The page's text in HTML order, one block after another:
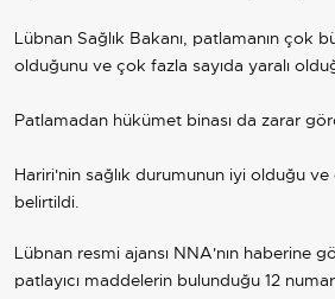
Lübnan Sağlık Bakanı, patlamanın çok
olduğunu ve çok fazla sayıda yaralı
Patlamadan hükümet binası da zarar
Hariri'nin sağlık durumunun iyi olduğu
belirtildi.
Lübnan resmi ajansı NNA'nın haberine
patlayıcı maddelerin bulunduğu 12